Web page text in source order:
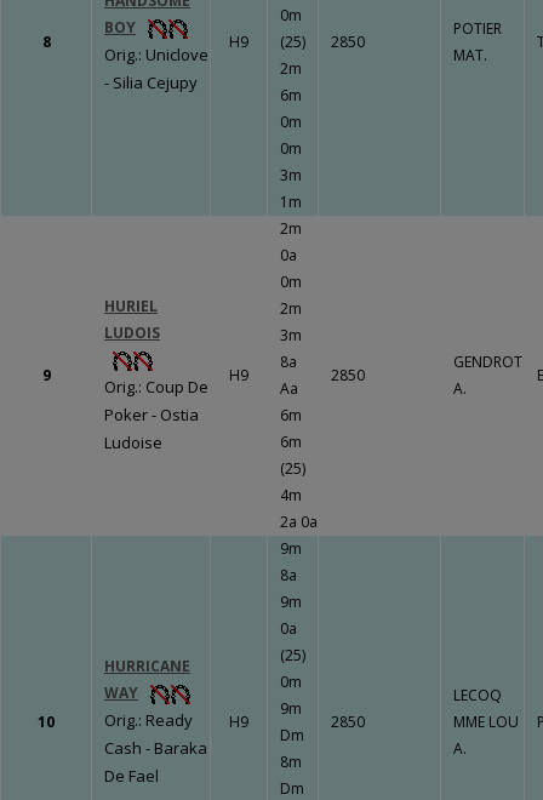
Un travail
gigantesque qui
va porter ses
Fermer
Fermer
8
BOY
Orig.: Uniclove
- Silia Cejupy
H9
0m
(25)
2m
6m
0m
0m
3m
1m
2850
POTIER
MAT.
9
HURIEL
LUDOIS
Orig.: Coup De
Poker - Ostia
Ludoise
H9
2m
0a
0m
2m
3m
8a
Aa
6m
6m
(25)
4m
2a 0a
2850
GENDROT
A.
10
HURRICANE
WAY
Orig.: Ready
Cash - Baraka
De Fael
H9
9m
8a
9m
0a
(25)
0m
9m
Dm
8m
Dm
2850
LECOQ
MME LOU
A.